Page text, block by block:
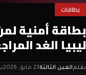
بطاقات
بطاقة أمنية
ليبيا الغد
بقلمالعين الثالثة23 مايو، 2026